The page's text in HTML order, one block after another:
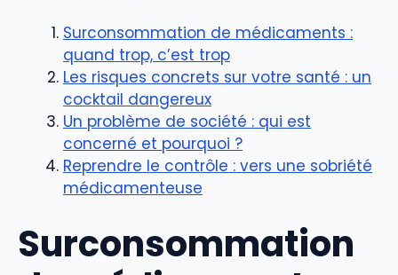
Surconsommation de médicaments :
quand trop, c’est trop
Les risques concrets sur votre santé : un
cocktail dangereux
Un problème de société : qui est
concerné et pourquoi ?
Reprendre le contrôle : vers une sobriété
médicamenteuse
Surconsommation